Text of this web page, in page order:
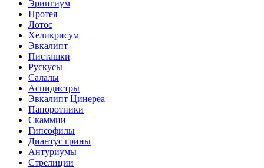
Эрингиум
Протея
Лотос
Хеликрисум
Эвкалипт
Писташки
Рускусы
Салалы
Аспидистры
Эвкалипт Цинереа
Папоротники
Скаммии
Гипсофилы
Диантус грины
Антуриумы
Стрелиции